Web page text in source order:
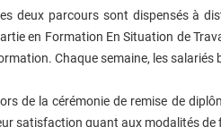
deux parcours sont dispensés à
en Formation En Situation de
Chaque semaine, les salariés
de la cérémonie de remise de
satisfaction quant aux modalités